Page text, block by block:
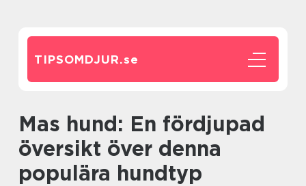
TIPSOMDJUR.se
Mas hund: En fördjupad
översikt över denna
populära hundtyp